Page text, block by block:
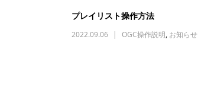
プレイリスト操作方法
2022.09.06 OGC操作説明, お知らせ